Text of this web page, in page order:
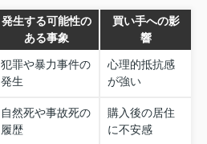
発生する可能性の
ある事象
買い手への影
響
犯罪や暴力事件の
発生
心理的抵抗感
が強い
自然死や事故死の
履歴
購入後の居住
に不安感